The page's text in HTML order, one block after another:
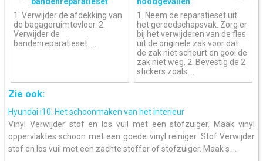
1. Verwijder de afdekking van
de bagageruimtevloer. 2.
Verwijder de
bandenreparatieset. ...
1. Neem de reparatieset uit
het gereedschapsvak. Zorg er
bij het verwijderen van de fles
uit de originele zak voor dat
de zak niet scheurt en gooi de
zak niet weg. 2. Bevestig de 2
stickers zoals ...
Zie ook:
Hyundai i10. Het schoonmaken van het interieur
Vinyl Verwijder stof en los vuil met een stofzuiger. Maak vinyl
oppervlaktes schoon met een goede vinyl reiniger. Stof Verwijder
stof en los vuil met een zachte stoffer of stofzuiger. Maak s ...